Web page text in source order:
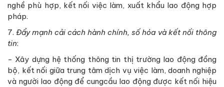
nghề phù hợp, kết nối việc làm, xuất khẩu lao động hợp
pháp.
7. Đẩy mạnh cải cách hành chính, số hóa và kết nối thông
tin:
- Xây dựng hệ thống thông tin thị trường lao động đồng
bộ, kết nối giữa trung tâm dịch vụ việc làm, doanh nghiệp
và người lao động để cungcầu lao động được kết nối hiệu